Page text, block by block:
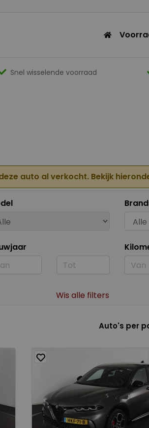
Snel wisselende voorraad
auto al verkocht. Bekijk
Wis alle filters
Auto's per